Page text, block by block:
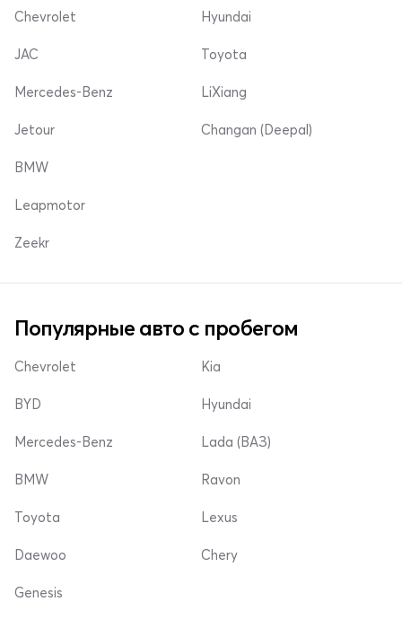
Chevrolet Hyundai
JAC
Mercedes-Benz
Jetour
Toyota
LiXiang
Changan (Deepal)
BMW
Leapmotor
Zeekr
Популярные авто с пробегом
Chevrolet
BYD
Mercedes-Benz
Kia
Hyundai
Lada (ВАЗ)
BMW
Toyota
Daewoo
Ravon
Lexus
Chery
Genesis